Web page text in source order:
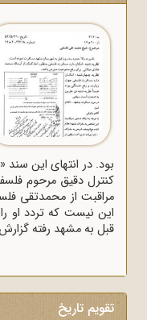
بود. در انتهای این
کنترل دقیق مرحوم
مراقبت از محمدتقی
این نیست که تردد او
قبل به مشهد رفته
تقویم تاریخ